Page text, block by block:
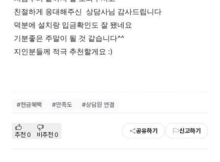
친절하게 응대해주신 상담사님 감사드립니다
덕분에 설치랑 입금확인도 잘 됐네요
기분좋은 주말이 될 것 같습니다^^
지인분들께 적극 추천할게요 :)
#현금혜택 #만족도 #상담원 연결
추천 0 비추천 0 공유하기 신고하기